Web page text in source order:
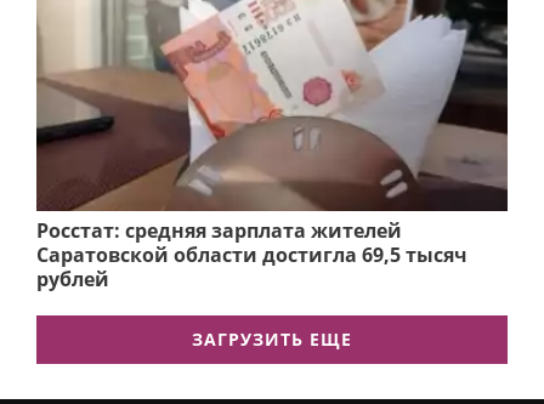
Росстат: средняя зарплата жителей
Саратовской области достигла 69,5 тысяч
рублей
ЗАГРУЗИТЬ ЕЩЕ